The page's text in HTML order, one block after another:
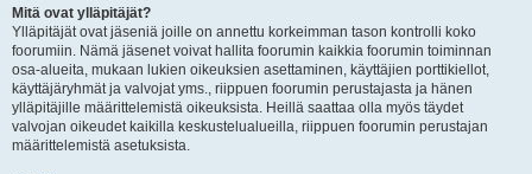
Mitä ovat ylläpitäjät?
Ylläpitäjät ovat jäseniä joille on annettu korkeimman tason kontrolli koko
foorumiin. Nämä jäsenet voivat hallita foorumin kaikkia foorumin toiminnan
osa-alueita, mukaan lukien oikeuksien asettaminen, käyttäjien porttikiellot,
käyttäjäryhmät ja valvojat yms., riippuen foorumin perustajasta ja hänen
ylläpitäjille määrittelemistä oikeuksista. Heillä saattaa olla myös täydet
valvojan oikeudet kaikilla keskustelualueilla, riippuen foorumin perustajan
määrittelemistä asetuksista.